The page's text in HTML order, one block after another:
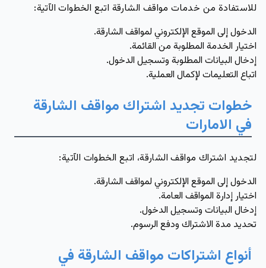
للاستفادة من خدمات مواقف الشارقة اتبع الخطوات الآتية:
الدخول إلى الموقع الإلكتروني لمواقف الشارقة.
اختيار الخدمة المطلوبة من القائمة.
إدخال البيانات المطلوبة وتسجيل الدخول.
اتباع التعليمات لإكمال العملية.
خطوات تجديد اشتراك مواقف الشارقة
في الامارات
لتجديد اشتراك مواقف الشارقة، اتبع الخطوات الآتية:
الدخول إلى الموقع الإلكتروني لمواقف الشارقة.
اختيار إدارة المواقف العامة.
إدخال البيانات وتسجيل الدخول.
تحديد مدة الاشتراك ودفع الرسوم.
أنواع اشتراكات مواقف الشارقة في